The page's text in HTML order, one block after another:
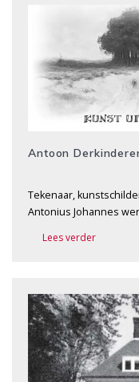
Antoon
Tekenaar,
Antonius Johannes
Lees verder